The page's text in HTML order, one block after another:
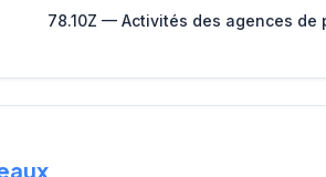
78.10Z — Activités des agences